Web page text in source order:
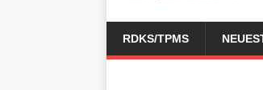
RDKS/TPMS